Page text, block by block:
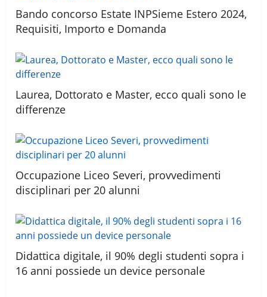
Bando concorso Estate INPSieme Estero 2024,
Requisiti, Importo e Domanda
Laurea, Dottorato e Master, ecco quali sono le
differenze
Occupazione Liceo Severi, provvedimenti
disciplinari per 20 alunni
Didattica digitale, il 90% degli studenti sopra i
16 anni possiede un device personale